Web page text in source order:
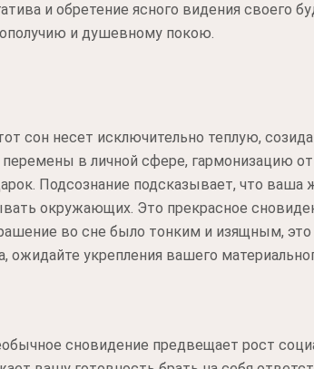
и обретение ясного видения своего
и душевному покою.
сон несет исключительно теплую,
в личной сфере, гармонизацию
Подсознание подсказывает, что ваша
окружающих. Это прекрасное
во сне было тонким и изящным,
ожидайте укрепления вашего
сновидение предвещает рост